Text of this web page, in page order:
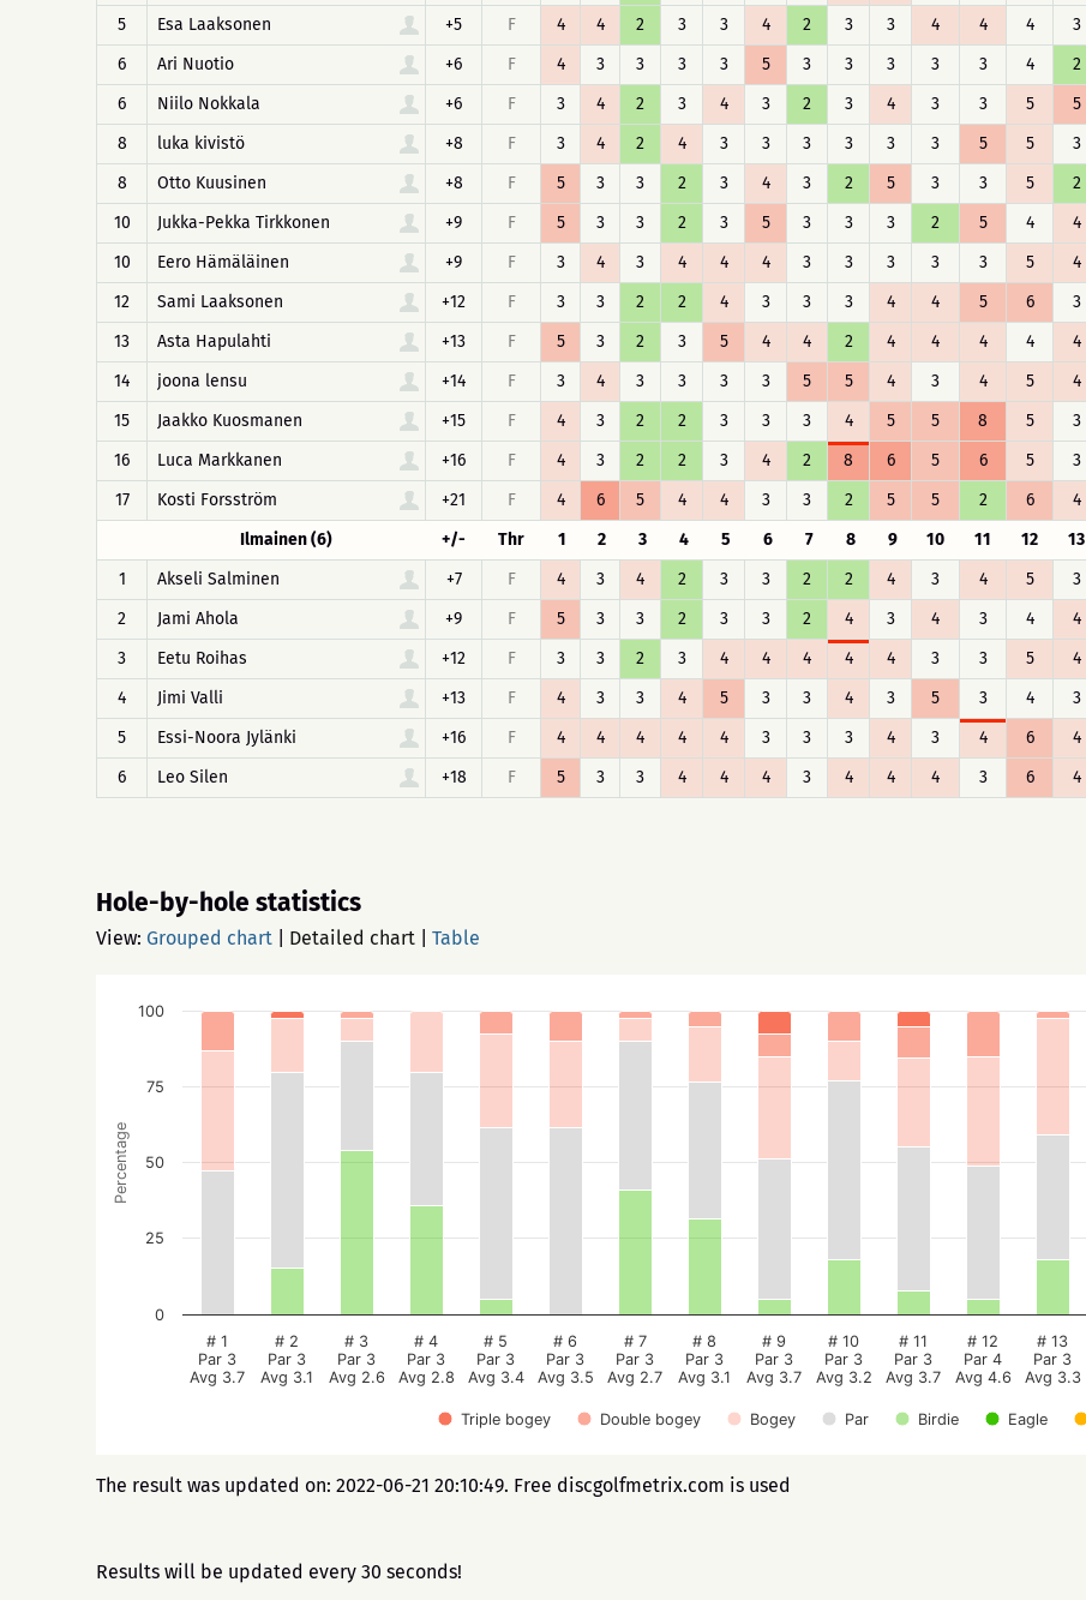
5
Esa Laaksonen +5 F 4 4 2 3 3 4 2 3 3 4 4 4 3
6
Ari Nuotio +6 F 4 3 3 3 3 5 3 3 3 3 3 4 2
6
Niilo Nokkala +6 F 3 4 2 3 4 3 2 3 4 3 3 5 5
8
luka kivistö +8 F 3 4 2 4 3 3 3 3 3 3 5 5 3
8
Otto Kuusinen +8 F 5 3 3 2 3 4 3 2 5 3 3 5 2
10
Jukka-Pekka Tirkkonen +9 F 5 3 3 2 3 5 3 3 3 2 5 4 4
10
Eero Hämäläinen +9 F 3 4 3 4 4 4 3 3 3 3 3 5 4
12
Sami Laaksonen +12 F 3 3 2 2 4 3 3 3 4 4 5 6 3
13
Asta Hapulahti +13 F 5 3 2 3 5 4 4 2 4 4 4 4 4
14
joona lensu +14 F 3 4 3 3 3 3 5 5 4 3 4 5 4
15
Jaakko Kuosmanen +15 F 4 3 2 2 3 3 3 4 5 5 8 5 3
16
Luca Markkanen +16 F 4 3 2 2 3 4 2 8 6 5 6 5 3
17
Kosti Forsström +21 F 4 6 5 4 4 3 3 2 5 5 2 6 4
Ilmainen (6)
+/- Thr 1 2 3 4 5 6 7 8 9 10 11 12 13
1
Akseli Salminen +7 F 4 3 4 2 3 3 2 2 4 3 4 5 3
2
Jami Ahola +9 F 5 3 3 2 3 3 2 4 3 4 3 4 4
3
Eetu Roihas +12 F 3 3 2 3 4 4 4 4 4 3 3 5 4
4
Jimi Valli +13 F 4 3 3 4 5 3 3 4 3 5 3 4 3
5
Essi-Noora Jylänki +16 F 4 4 4 4 4 3 3 3 4 3 4 6 4
6
Leo Silen +18 F 5 3 3 4 4 4 3 4 4 4 3 6 4
Hole-by-hole statistics
View: Grouped chart Detailed chart Table
Percentage
Triple bogey Double bogey Bogey Par Birdie Eagle
# 1
Par 3
Avg 3.7
# 2
Par 3
Avg 3.1
# 3
Par 3
Avg 2.6
# 4
Par 3
Avg 2.8
# 5
Par 3
Avg 3.4
# 6
Par 3
Avg 3.5
# 7
Par 3
Avg 2.7
# 8
Par 3
Avg 3.1
# 9
Par 3
Avg 3.7
# 10
Par 3
Avg 3.2
# 11
Par 3
Avg 3.7
# 12
Par 4
Avg 4.6
# 13
Par 3
Avg 3.3
0
25
50
75
100
The result was updated on: 2022-06-21 20:10:49. Free discgolfmetrix.com is used
Results will be updated every 30 seconds!